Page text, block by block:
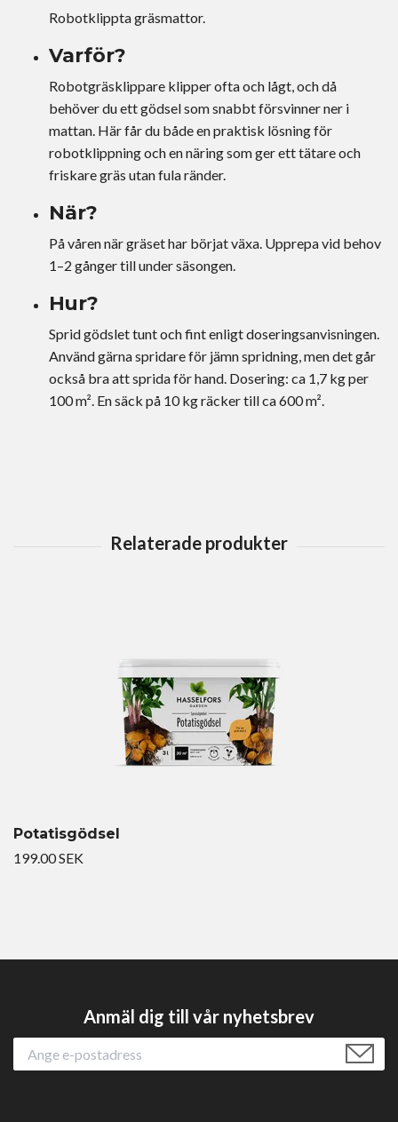
Robotklippta gräsmattor.
Varför?
Robotgräsklippare klipper ofta och lågt, och då
behöver du ett gödsel som snabbt försvinner ner i
mattan. Här får du både en praktisk lösning för
robotklippning och en näring som ger ett tätare och
friskare gräs utan fula ränder.
När?
På våren när gräset har börjat växa. Upprepa vid behov
1–2 gånger till under säsongen.
Hur?
Sprid gödslet tunt och fint enligt doseringsanvisningen.
Använd gärna spridare för jämn spridning, men det går
också bra att sprida för hand. Dosering: ca 1,7 kg per
100 m². En säck på 10 kg räcker till ca 600 m².
Potatisgödsel
199.00 SEK
Anmäl dig till vår nyhetsbrev